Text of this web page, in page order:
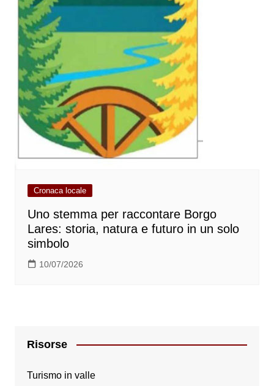
Cronaca locale
Uno stemma per raccontare Borgo
Lares: storia, natura e futuro in un solo
simbolo
10/07/2026
Risorse
Turismo in valle